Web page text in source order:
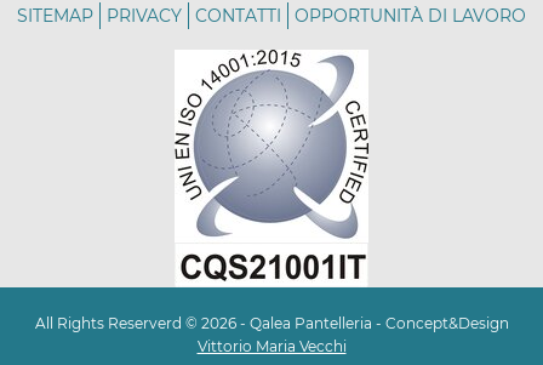
SITEMAP PRIVACY CONTATTI OPPORTUNITÀ DI LAVORO
All Rights Reserverd © 2026 - Qalea Pantelleria - Concept&Design
Vittorio Maria Vecchi